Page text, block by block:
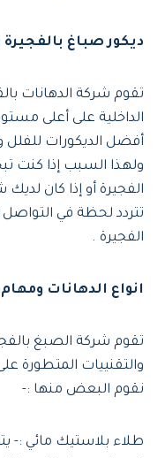
ديكور صباغ بالفجيرة
تقوم شركة الدهانات
الداخلية على أعلى
أفضل الديكورات للفلل
ولهذا السبب إذا كنت
الفجيرة أو إذا كان
تتردد لحظة في
الفجيرة .
انواع الدهانات
تقوم شركة الصبغ
والتقنييات المتطورة
نقوم البعض منها :-
طلاء بلاستيك مائي :-